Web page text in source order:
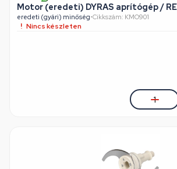
Motor (eredeti) DYRAS aprítógép /
eredeti (gyári) minőség•Cikkszám: KMO901
Nincs készleten